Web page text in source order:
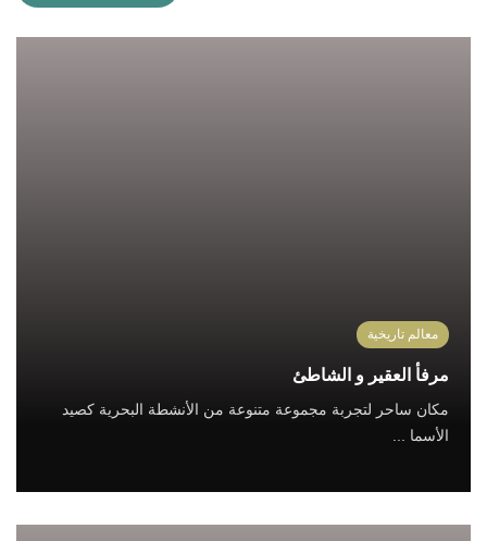
معالم تاريخية
مرفأ العقير و الشاطئ
مكان ساحر لتجربة مجموعة متنوعة من الأنشطة البحرية كصيد
الأسما ...